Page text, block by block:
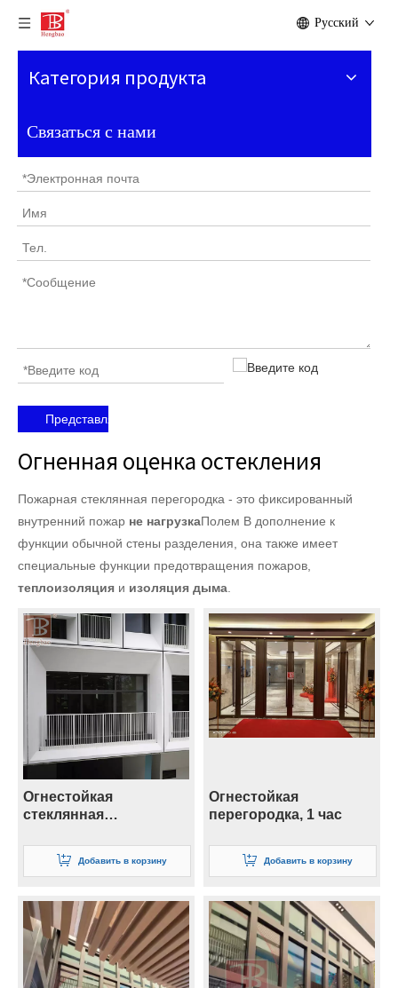
Pусский
Категория продукта
Связаться с нами
Представлять на рассмотрение
Огненная оценка остекления
Пожарная стеклянная перегородка - это фиксированный
внутренний пожар не нагрузкаПолем В дополнение к
функции обычной стены разделения, она также имеет
специальные функции предотвращения пожаров,
теплоизоляция и изоляция дыма
Огнестойкая
стеклянная
Добавить в корзину
Огнестойкая
перегородка, 1 час
Добавить в корзину